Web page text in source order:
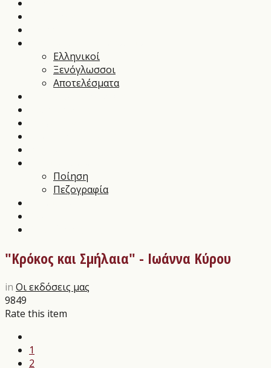
Ελληνικοί
Ξενόγλωσσοι
Αποτελέσματα
Ποίηση
Πεζογραφία
"Κρόκος και Σμήλαια" - Ιωάννα Κύρου
in Οι εκδόσεις μας
9849
Rate this item
1
2